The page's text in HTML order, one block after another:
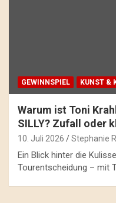
GEWINNSPIEL KUNST &
Warum ist Toni
SILLY? Zufall oder
10. Juli 2026 Stephanie
Ein Blick hinter die
Tourentscheidung – mit